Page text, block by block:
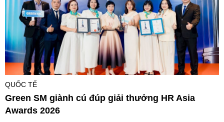
QUỐC TẾ
Green SM giành cú đúp giải thưởng HR Asia
Awards 2026